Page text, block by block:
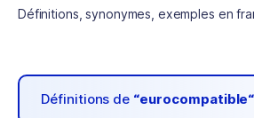
Définitions, synonymes, exemples en
Définitions de “eurocompatible“